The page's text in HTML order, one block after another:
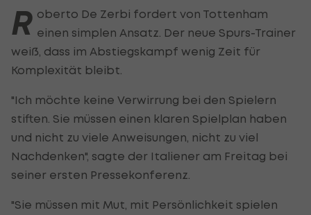
R oberto De Zerbi fordert von Tottenham
einen simplen Ansatz. Der neue Spurs-Trainer
weiß, dass im Abstiegskampf wenig Zeit für
Komplexität bleibt.
"Ich möchte keine Verwirrung bei den Spielern
stiften. Sie müssen einen klaren Spielplan haben
und nicht zu viele Anweisungen, nicht zu viel
Nachdenken", sagte der Italiener am Freitag bei
seiner ersten Pressekonferenz.
"Sie müssen mit Mut, mit Persönlichkeit spielen